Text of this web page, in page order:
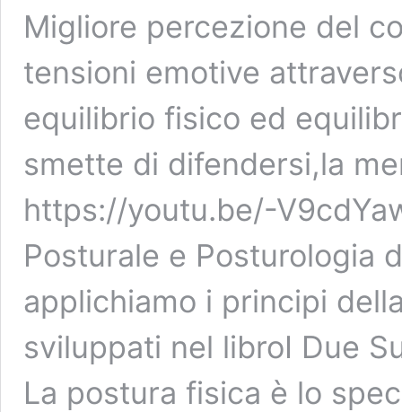
Migliore percezione del
tensioni emotive
equilibrio fisico ed
smette di difendersi,la
https://youtu.be/-
Posturale e Posturologia
applichiamo i principi
sviluppati nel libroI Due
La postura fisica è lo